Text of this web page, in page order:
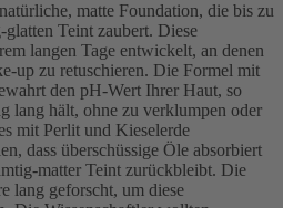
matte Foundation, die bis zu
Teint zaubert. Diese
langen Tage entwickelt, an denen
up zu retuschieren. Die Formel mit
den pH-Wert Ihrer Haut, so
lang hält, ohne zu verklumpen oder
mit Perlit und Kieselerde
dass überschüssige Öle absorbiert
matter Teint zurückbleibt. Die
lang geforscht, um diese